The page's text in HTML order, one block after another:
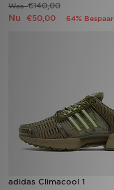
Was€140,00
Nu €50,00 64% Bespaar
adidas Climacool 1
Sports
Bestelling traceren
Mijn JD